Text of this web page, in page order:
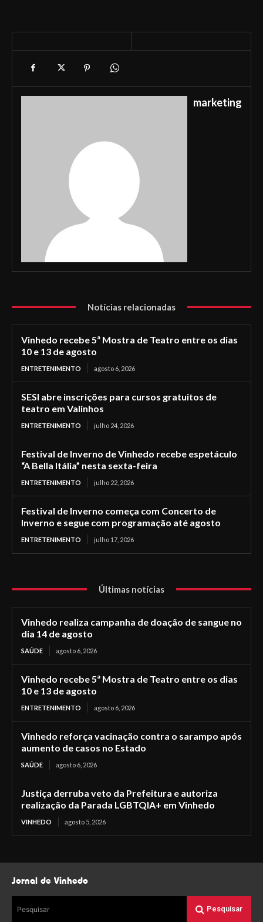
marketing
Notícias relacionadas
Vinhedo recebe 5ª Mostra de Teatro entre os dias
10 e 13 de agosto
ENTRETENIMENTO agosto 6, 2026
SESI abre inscrições para cursos gratuitos de
teatro em Valinhos
ENTRETENIMENTO julho 24, 2026
Festival de Inverno de Vinhedo recebe espetáculo
“A Bella Itália” nesta sexta-feira
ENTRETENIMENTO julho 22, 2026
Festival de Inverno começa com Concerto de
Inverno e segue com programação até agosto
ENTRETENIMENTO julho 17, 2026
Últimas notícias
Vinhedo realiza campanha de doação de sangue no
dia 14 de agosto
SAÚDE agosto 6, 2026
Vinhedo recebe 5ª Mostra de Teatro entre os dias
10 e 13 de agosto
ENTRETENIMENTO agosto 6, 2026
Vinhedo reforça vacinação contra o sarampo após
aumento de casos no Estado
SAÚDE agosto 6, 2026
Justiça derruba veto da Prefeitura e autoriza
realização da Parada LGBTQIA+ em Vinhedo
VINHEDO agosto 5, 2026
Jornal de Vinhedo
Pesquisar Pesquisar